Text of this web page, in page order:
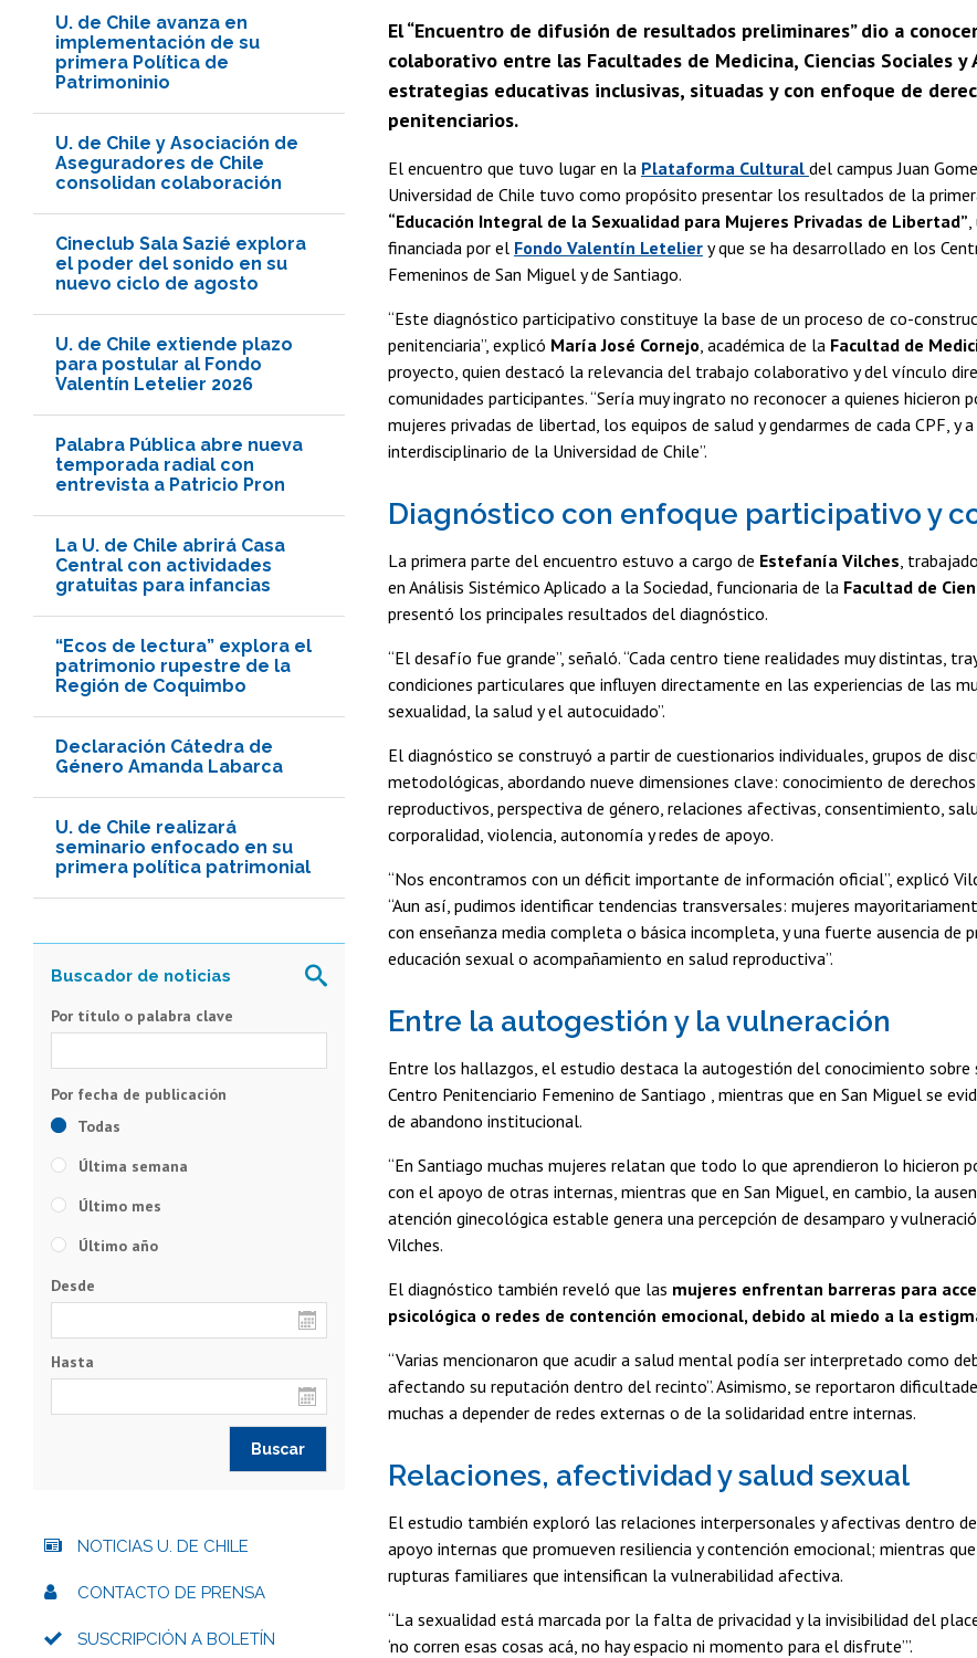
U. de Chile avanza en
implementación de su
primera Política de
Patrimoninio
U. de Chile y Asociación de
Aseguradores de Chile
consolidan colaboración
Cineclub Sala Sazié explora
el poder del sonido en su
nuevo ciclo de agosto
U. de Chile extiende plazo
para postular al Fondo
Valentín Letelier 2026
Palabra Pública abre nueva
temporada radial con
entrevista a Patricio Pron
La U. de Chile abrirá Casa
Central con actividades
gratuitas para infancias
“Ecos de lectura” explora el
patrimonio rupestre de la
Región de Coquimbo
Declaración Cátedra de
Género Amanda Labarca
U. de Chile realizará
seminario enfocado en su
primera política patrimonial
El “Encuentro de difusión de resultados preliminares” dio a
colaborativo entre las Facultades de Medicina, Ciencias Sociales
estrategias educativas inclusivas, situadas y con enfoque de
penitenciarios.
El encuentro que tuvo lugar en la Plataforma Cultural del campus Juan
Universidad de Chile tuvo como propósito presentar los resultados de la
“Educación Integral de la Sexualidad para Mujeres Privadas de Libertad”
financiada por el Fondo Valentín Letelier y que se ha desarrollado en los
Femeninos de San Miguel y de Santiago.
“Este diagnóstico participativo constituye la base de un proceso de co-
penitenciaria”, explicó María José Cornejo , académica de la Facultad de
proyecto, quien destacó la relevancia del trabajo colaborativo y del vínculo
comunidades participantes. “Sería muy ingrato no reconocer a quienes hicieron
mujeres privadas de libertad, los equipos de salud y gendarmes de cada CPF, y
interdisciplinario de la Universidad de Chile”.
Diagnóstico con enfoque participativo y
La primera parte del encuentro estuvo a cargo de Estefanía Vilches ,
en Análisis Sistémico Aplicado a la Sociedad, funcionaria de la Facultad de
presentó los principales resultados del diagnóstico.
“El desafío fue grande”, señaló. “Cada centro tiene realidades muy distintas,
condiciones particulares que influyen directamente en las experiencias de las
sexualidad, la salud y el autocuidado”.
El diagnóstico se construyó a partir de cuestionarios individuales, grupos de
metodológicas, abordando nueve dimensiones clave: conocimiento de
reproductivos, perspectiva de género, relaciones afectivas, consentimiento,
corporalidad, violencia, autonomía y redes de apoyo.
“Nos encontramos con un déficit importante de información oficial”, explicó
“Aun así, pudimos identificar tendencias transversales: mujeres
con enseñanza media completa o básica incompleta, y una fuerte ausencia de
educación sexual o acompañamiento en salud reproductiva”.
Entre la autogestión y la vulneración
Entre los hallazgos, el estudio destaca la autogestión del conocimiento sobre
Centro Penitenciario Femenino de Santiago , mientras que en San Miguel se
de abandono institucional.
“En Santiago muchas mujeres relatan que todo lo que aprendieron lo hicieron
con el apoyo de otras internas, mientras que en San Miguel, en cambio, la
atención ginecológica estable genera una percepción de desamparo y
Vilches.
El diagnóstico también reveló que las mujeres enfrentan barreras para
psicológica o redes de contención emocional, debido al miedo a la
“Varias mencionaron que acudir a salud mental podía ser interpretado como
afectando su reputación dentro del recinto”. Asimismo, se reportaron
muchas a depender de redes externas o de la solidaridad entre internas.
Relaciones, afectividad y salud sexual
El estudio también exploró las relaciones interpersonales y afectivas dentro
apoyo internas que promueven resiliencia y contención emocional; mientras
rupturas familiares que intensifican la vulnerabilidad afectiva.
“La sexualidad está marcada por la falta de privacidad y la invisibilidad del
‘no corren esas cosas acá, no hay espacio ni momento para el disfrute’”.
Por título o palabra clave
Todas
Última semana
Último mes
Último año
Desde
Hasta
NOTICIAS U. DE CHILE
CONTACTO DE PRENSA
SUSCRIPCIÓN A BOLETÍN